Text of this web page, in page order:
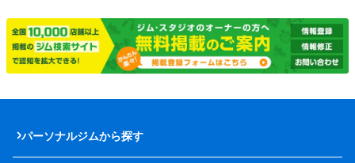
パーソナルジムから探す